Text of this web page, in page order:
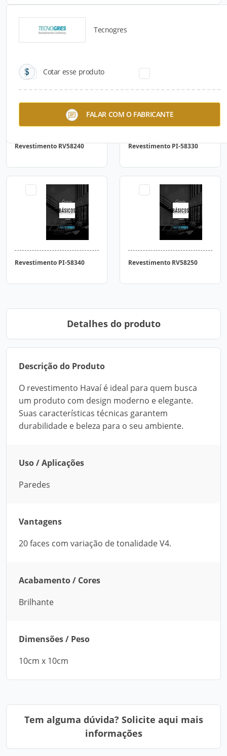
Tecnogres
Cotar esse produto
FALAR COM O FABRICANTE
Catálogos para Download
Revestimento RV58240 Revestimento PI-58330
Revestimento PI-58340 Revestimento RV58250
Detalhes do produto
Descrição do Produto
O revestimento Havaí é ideal para quem busca
um produto com design moderno e elegante.
Suas características técnicas garantem
durabilidade e beleza para o seu ambiente.
Uso / Aplicações
Paredes
Vantagens
20 faces com variação de tonalidade V4.
Acabamento / Cores
Brilhante
Dimensões / Peso
10cm x 10cm
Tem alguma dúvida? Solicite aqui mais
informações